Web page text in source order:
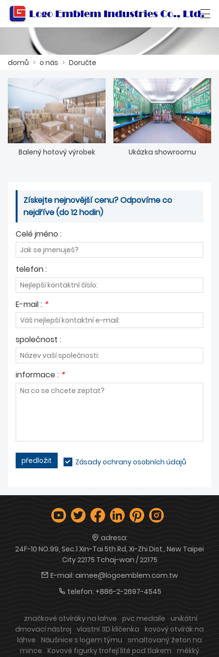
DOMŮ
PRODUKT
DÍLNA
PRODUKTOVÝ KATALOG
ZPRÁVY
العربية Български Català
domů > o nás > Doručte
Balený hotový výrobek Ukázka showroomu
Získejte nejnovější cenu? Odpovíme co
nejdříve (do 12 hodin)
Celé jméno :
telefon :
E-mail : *
společnost :
informace : *
předložit Zásady ochrany osobních údajů
adresa:
24F-10 NO.99, Sec.1 Xin-Tai 5th Rd, Xi-Zhi Dist., New Taipei
City 22175 Tchaj-wan / 22175
E-mail: aimee@logoemblem.com.tw
telefon: +886-2-2697-4545
značkové otvíráky na lahve pvc medaile unikátní
drnovací nástroj vlastní 3D klíčenka kovový otvírák na
láhve Náušnice s logem týmu
smaltovaný žeton na
mince Kovové figurky trofejí lité pod tlakem měkký